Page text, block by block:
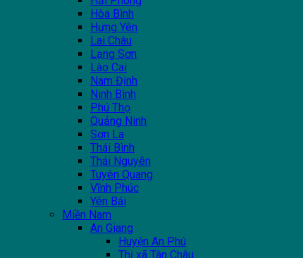
Hòa Bình
Hưng Yên
Lai Châu
Lạng Sơn
Lào Cai
Nam Định
Ninh Bình
Phú Thọ
Quảng Ninh
Sơn La
Thái Bình
Thái Nguyên
Tuyên Quang
Vĩnh Phúc
Yên Bái
Miền Nam
An Giang
Huyện An Phú
Thị xã Tân Châu